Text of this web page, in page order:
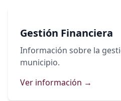
Gestión Financiera
Información sobre la
municipio.
Ver información →